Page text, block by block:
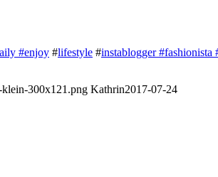
#enjoy #lifestyle #instablogger#fashionista
klein-300x121.png Kathrin2017-07-24